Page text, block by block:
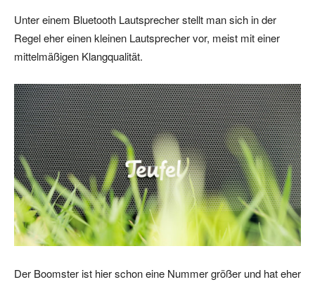
Unter einem Bluetooth Lautsprecher stellt man sich in der
Regel eher einen kleinen Lautsprecher vor, meist mit einer
mittelmäßigen Klangqualität.
Der Boomster ist hier schon eine Nummer größer und hat eher